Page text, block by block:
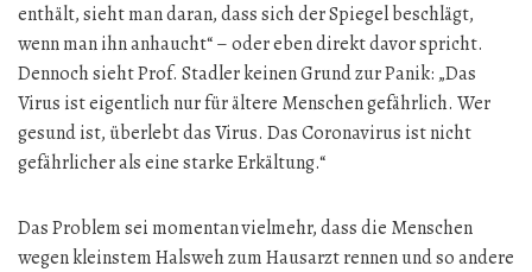
enthält, sieht man daran, dass sich der Spiegel beschlägt,
wenn man ihn anhaucht“ – oder eben direkt davor spricht.
Dennoch sieht Prof. Stadler keinen Grund zur Panik: „Das
Virus ist eigentlich nur für ältere Menschen gefährlich. Wer
gesund ist, überlebt das Virus. Das Coronavirus ist nicht
gefährlicher als eine starke Erkältung.“
Das Problem sei momentan vielmehr, dass die Menschen
wegen kleinstem Halsweh zum Hausarzt rennen und so andere